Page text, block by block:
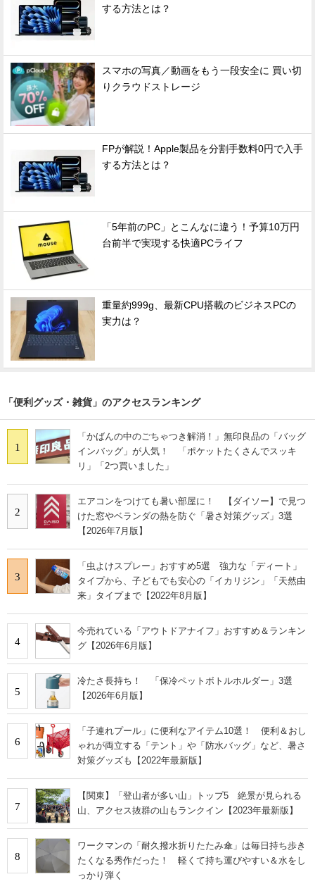
する方法とは？
スマホの写真／動画をもう一段安全に 買い切
りクラウドストレージ
FPが解説！Apple製品を分割手数料0円で入手
する方法とは？
「5年前のPC」とこんなに違う！予算10万円
台前半で実現する快適PCライフ
重量約999g、最新CPU搭載のビジネスPCの
実力は？
「便利グッズ・雑貨」のアクセスランキング
1
「かばんの中のごちゃつき解消！」無印良品の「バッグ
インバッグ」が人気！ 「ポケットたくさんでスッキ
リ」「2つ買いました」
2
エアコンをつけても暑い部屋に！ 【ダイソー】で見つ
けた窓やベランダの熱を防ぐ「暑さ対策グッズ」3選
【2026年7月版】
3
「虫よけスプレー」おすすめ5選 強力な「ディート」
タイプから、子どもでも安心の「イカリジン」「天然由
来」タイプまで【2022年8月版】
4
今売れている「アウトドアナイフ」おすすめ＆ランキン
グ【2026年6月版】
5
冷たさ長持ち！ 「保冷ペットボトルホルダー」3選
【2026年6月版】
6
「子連れプール」に便利なアイテム10選！ 便利＆おし
ゃれが両立する「テント」や「防水バッグ」など、暑さ
対策グッズも【2022年最新版】
7
【関東】「登山者が多い山」トップ5 絶景が見られる
山、アクセス抜群の山もランクイン【2023年最新版】
8
ワークマンの「耐久撥水折りたたみ傘」は毎日持ち歩き
たくなる秀作だった！ 軽くて持ち運びやすい＆水をし
っかり弾く